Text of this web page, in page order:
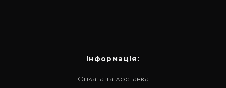
Інформація:
Оплата та доставка